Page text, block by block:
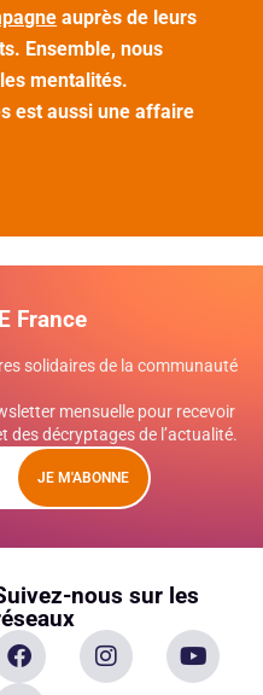
auprès de leurs
Ensemble, nous
mentalités.
est aussi une affaire
France
solidaires de la communauté
mensuelle pour recevoir
des décryptages de l’actualité.
JE M'ABONNE
nous sur les